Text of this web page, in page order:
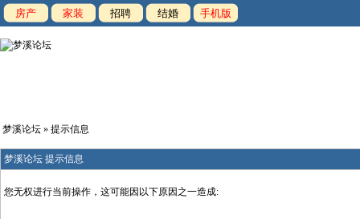
房产 家装 招聘 结婚 手机版
梦溪论坛 » 提示信息
梦溪论坛 提示信息
您无权进行当前操作，这可能因以下原因之一造成: